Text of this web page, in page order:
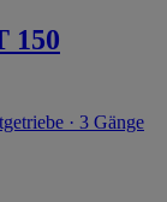
150
· 3 Gänge